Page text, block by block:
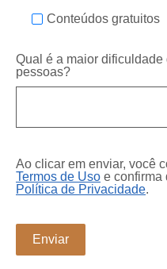
Conteúdos gratuitos
Qual é a maior
pessoas?
Ao clicar em enviar, você
Termos de Uso e confirma
Política de Privacidade.
Enviar